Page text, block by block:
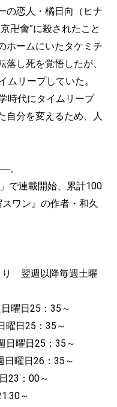
の恋人・橘日向（ヒナ
卍會”に殺されたこと
ホームにいたタケミチ
し死を覚悟したが、
ムリープしていた。
時代にタイムリープ
自分を変えるため、人
。
で連載開始、累計100
ワン』の作者・和久
翌週以降毎週土曜
曜日25：35～
日25：35～
曜日25：35～
曜日26：35～
23：00～
～